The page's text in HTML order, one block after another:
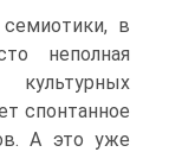
в
неполная
спонтанное
А это уже